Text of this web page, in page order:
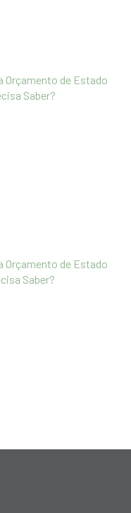
Orçamento de Estado
Saber?
Orçamento de Estado
Saber?